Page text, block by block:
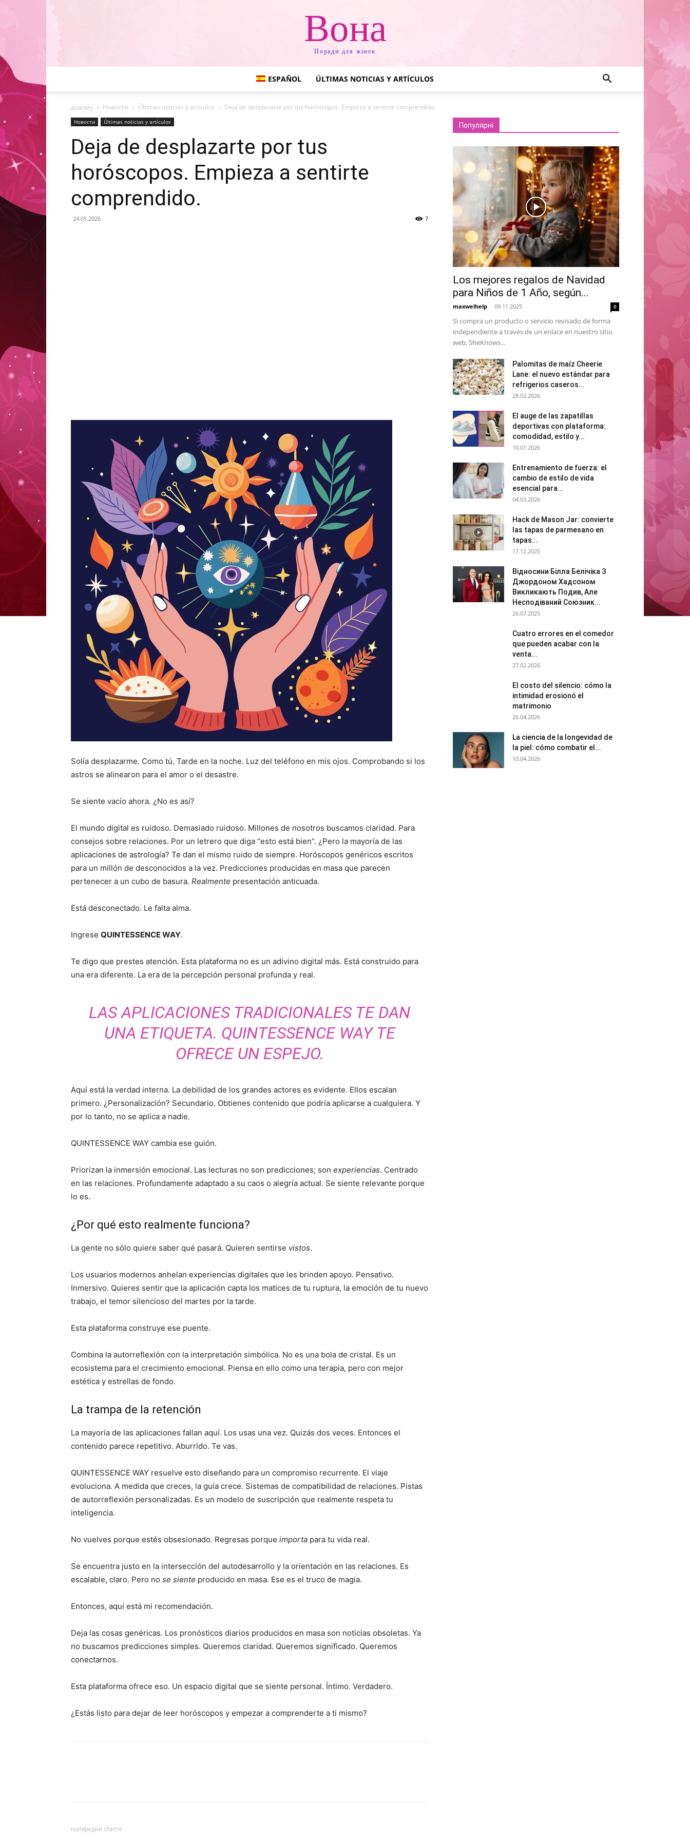
Вона
Поради для жінок
ESPAÑOL ÚLTIMAS NOTICIAS Y ARTÍCULOS
додому Новости Últimas noticias y artículos Deja de desplazarte por tus horóscopos. Empieza a sentirte comprendido.
Новости Últimas noticias y artículos
Deja de desplazarte por tus
horóscopos. Empieza a sentirte
comprendido.
24.05.2026 7
Solía ​​​​desplazarme. Como tú. Tarde en la noche. Luz del teléfono en mis ojos. Comprobando si los
astros se alinearon para el amor o el desastre.
Se siente vacío ahora. ¿No es así?
El mundo digital es ruidoso. Demasiado ruidoso. Millones de nosotros buscamos claridad. Para
consejos sobre relaciones. Por un letrero que diga “esto está bien”. ¿Pero la mayoría de las
aplicaciones de astrología? Te dan el mismo ruido de siempre. Horóscopos genéricos escritos
para un millón de desconocidos a la vez. Predicciones producidas en masa que parecen
pertenecer a un cubo de basura. Realmente presentación anticuada.
Está desconectado. Le falta alma.
Ingrese QUINTESSENCE WAY.
Te digo que prestes atención. Esta plataforma no es un adivino digital más. Está construido para
una era diferente. La era de la percepción personal profunda y real.
LAS APLICACIONES TRADICIONALES TE DAN
UNA ETIQUETA. QUINTESSENCE WAY TE
OFRECE UN ESPEJO.
Aquí está la verdad interna. La debilidad de los grandes actores es evidente. Ellos escalan
primero. ¿Personalización? Secundario. Obtienes contenido que podría aplicarse a cualquiera. Y
por lo tanto, no se aplica a nadie.
QUINTESSENCE WAY cambia ese guión.
Priorizan la inmersión emocional. Las lecturas no son predicciones; son experiencias. Centrado
en las relaciones. Profundamente adaptado a su caos o alegría actual. Se siente relevante porque
lo es.
¿Por qué esto realmente funciona?
La gente no sólo quiere saber qué pasará. Quieren sentirse vistos.
Los usuarios modernos anhelan experiencias digitales que les brinden apoyo. Pensativo.
Inmersivo. Quieres sentir que la aplicación capta los matices de tu ruptura, la emoción de tu nuevo
trabajo, el temor silencioso del martes por la tarde.
Esta plataforma construye ese puente.
Combina la autorreflexión con la interpretación simbólica. No es una bola de cristal. Es un
ecosistema para el crecimiento emocional. Piensa en ello como una terapia, pero con mejor
estética y estrellas de fondo.
La trampa de la retención
La mayoría de las aplicaciones fallan aquí. Los usas una vez. Quizás dos veces. Entonces el
contenido parece repetitivo. Aburrido. Te vas.
QUINTESSENCE WAY resuelve esto diseñando para un compromiso recurrente. El viaje
evoluciona. A medida que creces, la guía crece. Sistemas de compatibilidad de relaciones. Pistas
de autorreflexión personalizadas. Es un modelo de suscripción que realmente respeta tu
inteligencia.
No vuelves porque estés obsesionado. Regresas porque importa para tu vida real.
Se encuentra justo en la intersección del autodesarrollo y la orientación en las relaciones. Es
escalable, claro. Pero no se siente producido en masa. Ese es el truco de magia.
Entonces, aquí está mi recomendación.
Deja las cosas genéricas. Los pronósticos diarios producidos en masa son noticias obsoletas. Ya
no buscamos predicciones simples. Queremos claridad. Queremos significado. Queremos
conectarnos.
Esta plataforma ofrece eso. Un espacio digital que se siente personal. Íntimo. Verdadero.
¿Estás listo para dejar de leer horóscopos y empezar a comprenderte a ti mismo?
попередня стаття
Популярні
Los mejores regalos de Navidad
para Niños de 1 Año, según...
maxwelhelp - 09.11.2025 0
Si compra un producto o servicio revisado de forma
independiente a través de un enlace en nuestro sitio
web, SheKnows...
Palomitas de maíz Cheerie
Lane: el nuevo estándar para
refrigerios caseros...
28.02.2026
El auge de las zapatillas
deportivas con plataforma:
comodidad, estilo y...
10.01.2026
Entrenamiento de fuerza: el
cambio de estilo de vida
esencial para...
04.03.2026
Hack de Mason Jar: convierte
las tapas de parmesano en
tapas...
17.12.2025
Відносини Білла Белічіка З
Джордоном Хадсоном
Викликають Подив, Але
Несподіваний Союзник...
26.07.2025
Cuatro errores en el comedor
que pueden acabar con la
venta...
27.02.2026
El costo del silencio: cómo la
intimidad erosionó el
matrimonio
26.04.2026
La ciencia de la longevidad de
la piel: cómo combatir el...
10.04.2026